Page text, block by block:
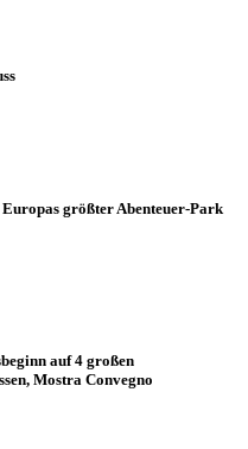
größter Abenteuer-Park
auf 4 großen
Mostra Convegno